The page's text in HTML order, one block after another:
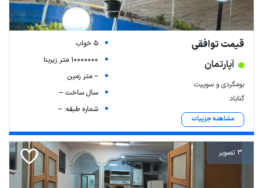
قیمت توافقی
آپارتمان
بومگردی و سوییت
گناباد
مشاهده جزییات
5 خواب
10000000 متر زیربنا
-- متر زمین
سال ساخت --
شماره طبقه: --
3 تصویر